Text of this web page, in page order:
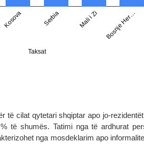
të cilat qytetari shqiptar apo jo-
të shumës. Tatimi nga të ardhurat
nga mosdeklarim apo